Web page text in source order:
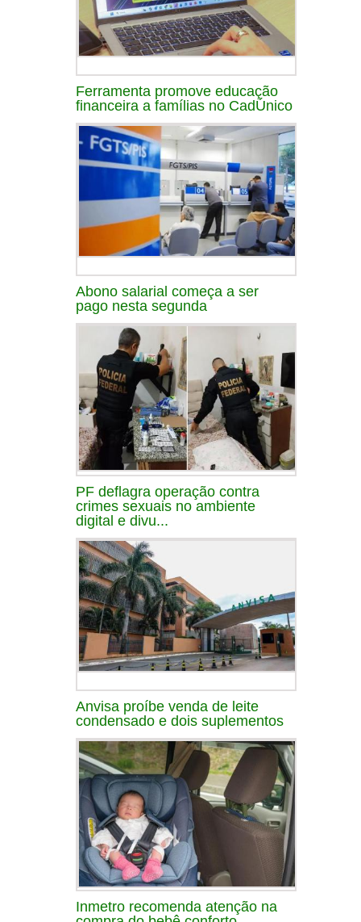
Ferramenta promove educação
financeira a famílias no CadÚnico
Abono salarial começa a ser
pago nesta segunda
PF deflagra operação contra
crimes sexuais no ambiente
digital e divu...
Anvisa proíbe venda de leite
condensado e dois suplementos
Inmetro recomenda atenção na